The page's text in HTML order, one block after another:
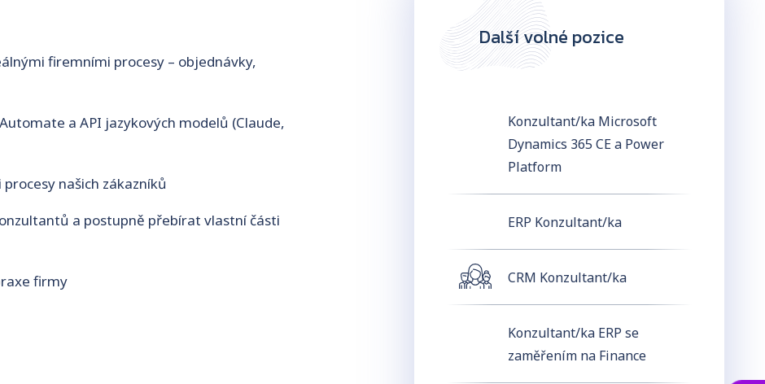
firemními procesy – objednávky,
a API jazykových modelů (Claude,
našich zákazníků
a postupně přebírat vlastní části
firmy
Další volné pozice
Konzultant/ka Microsoft
Dynamics 365 CE a Power
Platform
ERP Konzultant/ka
CRM Konzultant/ka
Konzultant/ka ERP se
zaměřením na Finance